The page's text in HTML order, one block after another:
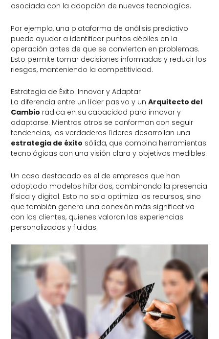
asociada con la adopción de nuevas tecnologías.
Por ejemplo, una plataforma de análisis predictivo
puede ayudar a identificar puntos débiles en la
operación antes de que se conviertan en problemas.
Esto permite tomar decisiones informadas y reducir los
riesgos, manteniendo la competitividad.
Estrategia de Éxito: Innovar y Adaptar
La diferencia entre un líder pasivo y unArquitecto del
Cambio radica en su capacidad para innovar y
adaptarse. Mientras otros se conforman con seguir
tendencias, los verdaderos líderes desarrollan una
estrategia de éxito sólida, que combina herramientas
tecnológicas con una visión clara y objetivos medibles.
Un caso destacado es el de empresas que han
adoptado modelos híbridos, combinando la presencia
física y digital. Esto no solo optimiza los recursos, sino
que también genera una conexión más significativa
con los clientes, quienes valoran las experiencias
personalizadas y fluidas.